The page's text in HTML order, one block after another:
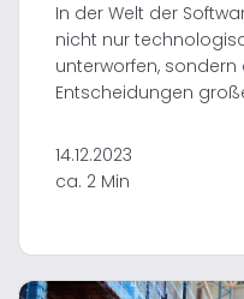
In der Welt der
nicht nur
unterworfen,
Entscheidungen
14.12.2023
ca. 2 Min